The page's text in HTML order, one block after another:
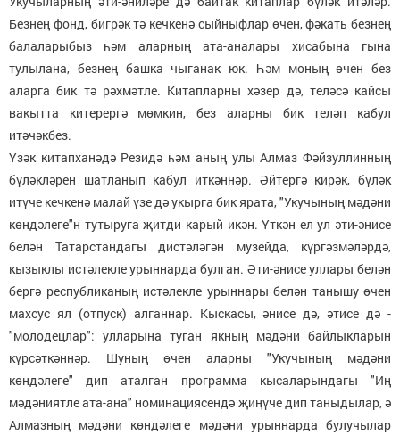
Безнең фонд, бигрәк тә кечкенә сыйныфлар өчен, фәкать безнең
балаларыбыз һәм аларның ата-аналары хисабына гына
тулылана, безнең башка чыганак юк. Һәм моның өчен без
аларга бик тә рәхмәтле. Китапларны хәзер дә, теләсә кайсы
вакытта китерергә мөмкин, без аларны бик теләп кабул
итәчәкбез.
Үзәк китапханәдә Резидә һәм аның улы Алмаз Фәйзуллинның
бүләкләрен шатланып кабул иткәннәр. Әйтергә кирәк, бүләк
итүче кечкенә малай үзе дә укырга бик ярата, "Укучының мәдәни
көндәлеге"н тутыруга җитди карый икән. Үткән ел ул әти-әнисе
белән Татарстандагы дистәләгән музейда, күргәзмәләрдә,
кызыклы истәлекле урыннарда булган. Әти-әнисе уллары белән
бергә республиканың истәлекле урыннары белән танышу өчен
махсус ял (отпуск) алганнар. Кыскасы, әнисе дә, әтисе дә -
"молодецлар": улларына туган якның мәдәни байлыкларын
күрсәткәннәр. Шуның өчен аларны "Укучының мәдәни
көндәлеге" дип аталган программа кысаларындагы "Иң
мәдәниятле ата-ана" номинациясендә җиңүче дип таныдылар, ә
Алмазның мәдәни көндәлеге мәдәни урыннарда булучылар